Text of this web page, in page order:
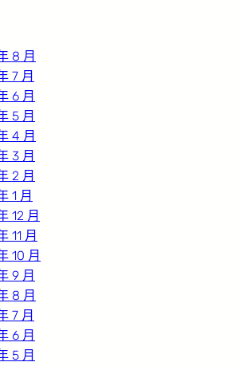
8 月
7 月
6 月
5 月
4 月
3 月
2 月
1 月
12 月
11 月
10 月
9 月
8 月
7 月
6 月
5 月